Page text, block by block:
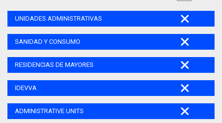
UNIDADES ADMINISTRATIVAS
SANIDAD Y CONSUMO
RESIDENCIAS DE MAYORES
IDEVVA
ADMINISTRATIVE UNITS